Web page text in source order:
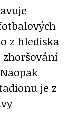
z hlediska
zhoršování
je z